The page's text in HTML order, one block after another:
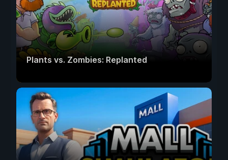
Plants vs. Zombies: Replanted